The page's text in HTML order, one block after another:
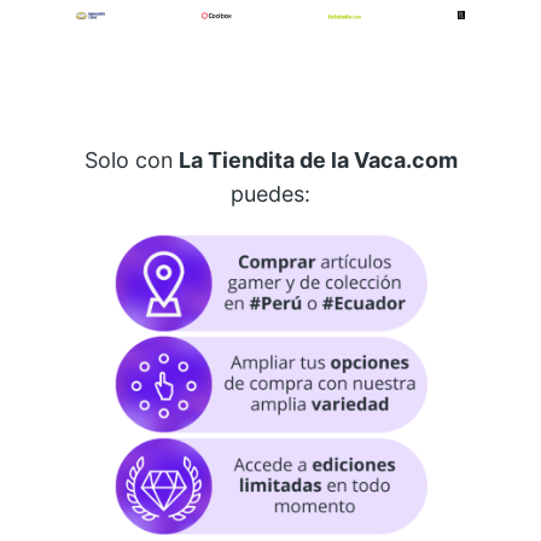
Solo con La Tiendita de la Vaca.com
puedes: